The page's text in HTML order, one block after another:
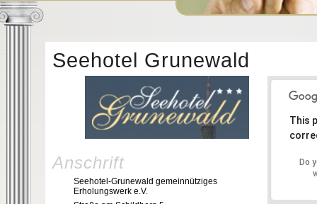
Seehotel Grunewald
This
Do
Anschrift
Seehotel-Grunewald gemeinnütziges
Erholungswerk e.V.